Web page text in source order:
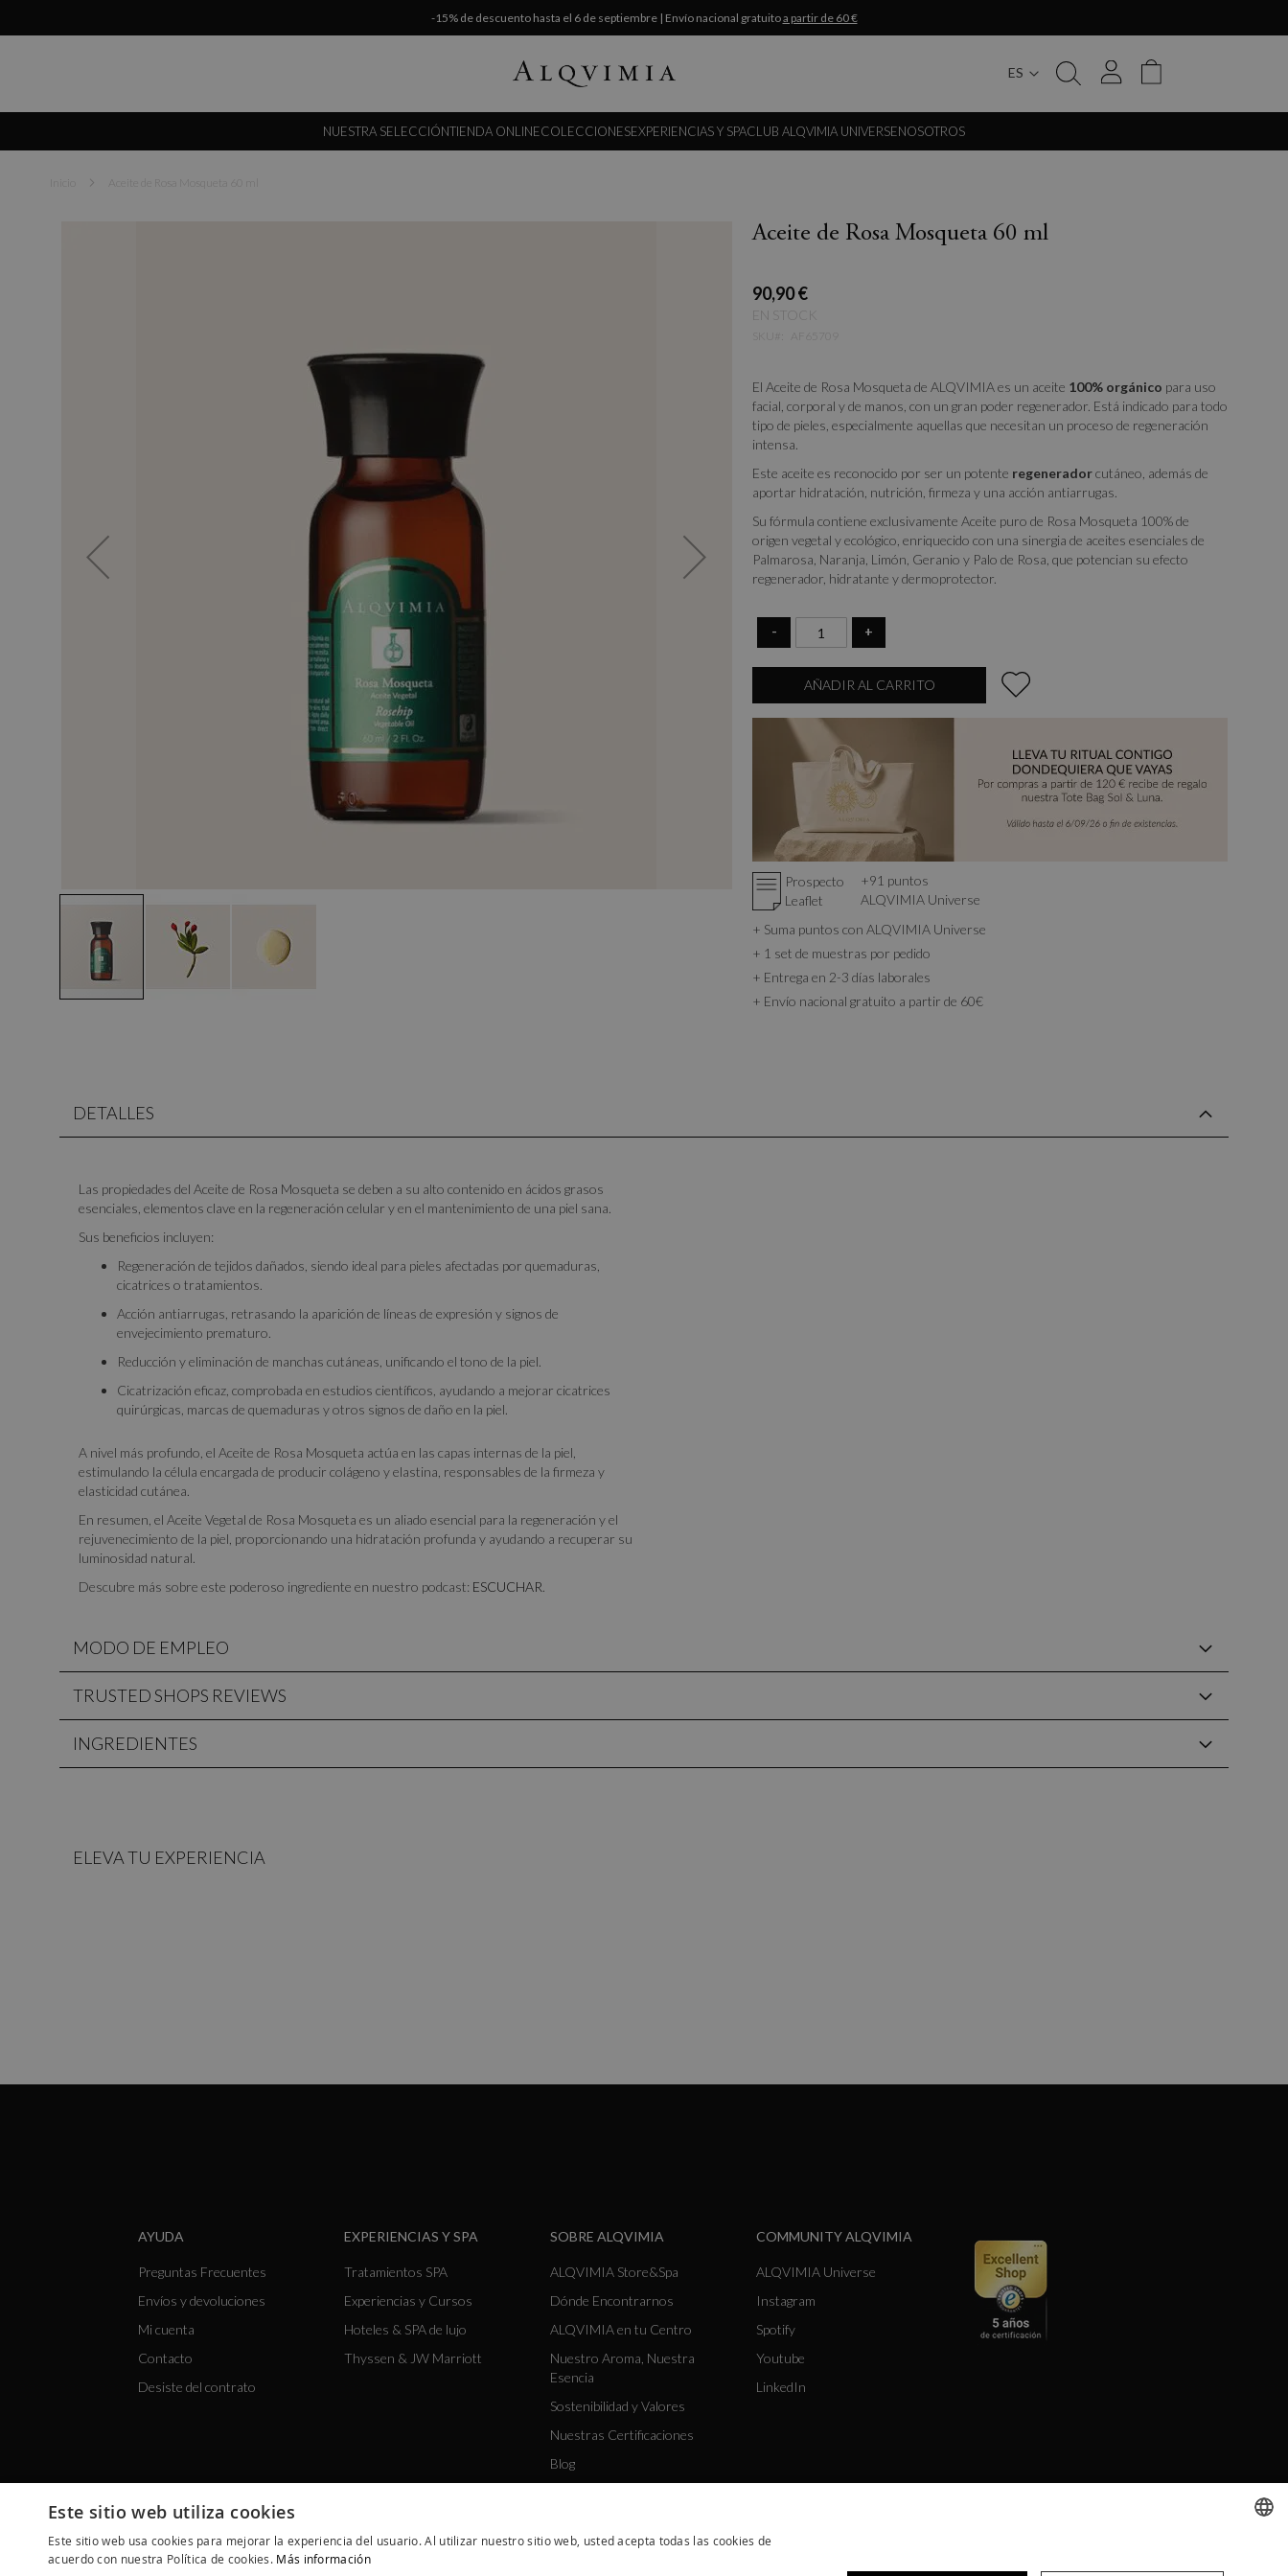
-15% de descuento hasta el 6 de septiembre | Envío nacional gratuitoa partir de 60 €
ES
My Cart
NUESTRA SELECCIÓNTIENDA ONLINECOLECCIONESEXPERIENCIAS Y SPACLUB ALQVIMIA UNIVERSENOSOTROS
Inicio Aceite de Rosa Mosqueta 60 ml
Aceite de Rosa Mosqueta 60 ml
90,90 €
EN STOCK
El Aceite de Rosa Mosqueta de ALQVIMIA es un aceite 100% orgánico para uso
facial, corporal y de manos, con un gran poder regenerador. Está indicado para todo
tipo de pieles, especialmente aquellas que necesitan un proceso de regeneración
intensa.
Este aceite es reconocido por ser un potente regeneradorcutáneo, además de
aportar hidratación, nutrición, firmeza y una acción antiarrugas.
Su fórmula contiene exclusivamente Aceite puro de Rosa Mosqueta 100% de
origen vegetal y ecológico, enriquecido con una sinergia de aceites esenciales de
Palmarosa, Naranja, Limón, Geranio y Palo de Rosa, que potencian su efecto
regenerador, hidratante y dermoprotector.
- +
AÑADIR AL CARRITO
Prospecto
Leaflet
+91 puntos
ALQVIMIA Universe
+ Suma puntos con ALQVIMIA Universe
+ 1 set de muestras por pedido
+ Entrega en 2-3 días laborales
+ Envío nacional gratuito a partir de 60€
DETALLES
Las propiedades del Aceite de Rosa Mosqueta se deben a su alto contenido en ácidos grasos
esenciales, elementos clave en la regeneración celular y en el mantenimiento de una piel sana.
Sus beneficios incluyen:
Regeneración de tejidos dañados, siendo ideal para pieles afectadas por quemaduras,
cicatrices o tratamientos.
Acción antiarrugas, retrasando la aparición de líneas de expresión y signos de
envejecimiento prematuro.
Reducción y eliminación de manchas cutáneas, unificando el tono de la piel.
Cicatrización eficaz, comprobada en estudios científicos, ayudando a mejorar cicatrices
quirúrgicas, marcas de quemaduras y otros signos de daño en la piel.
A nivel más profundo, el Aceite de Rosa Mosqueta actúa en las capas internas de la piel,
estimulando la célula encargada de producir colágeno y elastina, responsables de la firmeza y
elasticidad cutánea.
En resumen, el Aceite Vegetal de Rosa Mosqueta es un aliado esencial para la regeneración y el
rejuvenecimiento de la piel, proporcionando una hidratación profunda y ayudando a recuperar su
luminosidad natural.
Descubre más sobre este poderoso ingrediente en nuestro podcast: ESCUCHAR
MODO DE EMPLEO
TRUSTED SHOPS REVIEWS
INGREDIENTES
ELEVA TU EXPERIENCIA
AYUDA
Preguntas Frecuentes
Envíos y devoluciones
Mi cuenta
Contacto
Desiste del contrato
EXPERIENCIAS Y SPA
Tratamientos SPA
Experiencias y Cursos
Hoteles & SPA de lujo
Thyssen & JW Marriott
SOBRE ALQVIMIA
ALQVIMIA Store&Spa
Dónde Encontrarnos
ALQVIMIA en tu Centro
Nuestro Aroma, Nuestra
Esencia
Sostenibilidad y Valores
Nuestras Certificaciones
Blog
COMMUNITY ALQVIMIA
ALQVIMIA Universe
Instagram
Spotify
Youtube
LinkedIn
Este sitio web utiliza cookies
Este sitio web usa cookies para mejorar la experiencia del usuario. Al utilizar nuestro sitio web, usted acepta todas las cookies de
acuerdo con nuestra Política de cookies. Más información